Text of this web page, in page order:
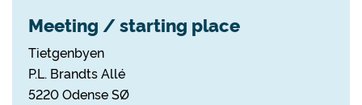
Meeting / starting place
Tietgenbyen
P.L. Brandts Allé
5220 Odense SØ